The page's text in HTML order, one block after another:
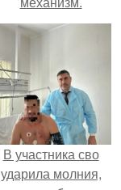
В участника сво
ударила молния,